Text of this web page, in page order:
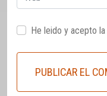
He leido y acepto la